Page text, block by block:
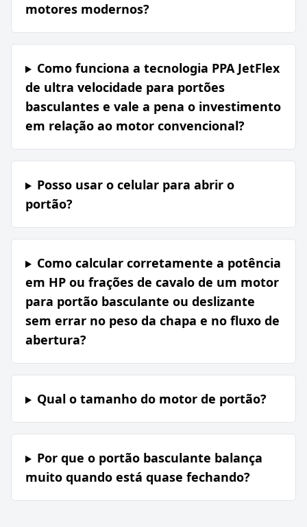
motores modernos?
Como funciona a tecnologia PPA JetFlex
de ultra velocidade para portões
basculantes e vale a pena o investimento
em relação ao motor convencional?
Posso usar o celular para abrir o
portão?
Como calcular corretamente a potência
em HP ou frações de cavalo de um motor
para portão basculante ou deslizante
sem errar no peso da chapa e no fluxo de
abertura?
Qual o tamanho do motor de portão?
Por que o portão basculante balança
muito quando está quase fechando?